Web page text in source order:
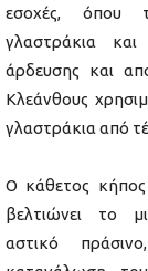
εσοχές, όπου
γλαστράκια και
άρδευσης και
Κλεάνθους
γλαστράκια από
Ο κάθετος κήπος
βελτιώνει το
αστικό